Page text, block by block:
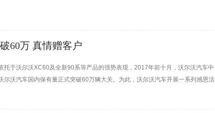
60万 真情赠客户
于沃尔沃XC60及全新90系等产品的强势表现，2017年前十月，沃尔沃汽车中
沃汽车国内保有量正式突破60万辆大关。为此，沃尔沃汽车开展一系列感恩活